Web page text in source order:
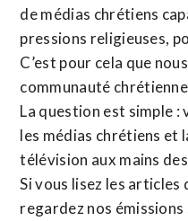
de médias chrétiens
pressions religieuses,
C’est pour cela que
communauté
La question est simple
les médias chrétiens et
télévision aux mains
Si vous lisez les articles
regardez nos